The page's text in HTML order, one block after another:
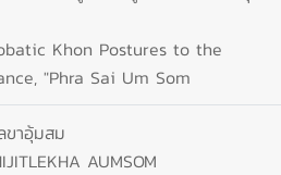
Khon Postures to the
"Phra Sai Um Som
าอุ้มสม
AUMSOM